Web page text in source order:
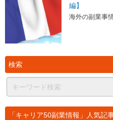
編】
海外の副業事
検索
「キャリア50副業情報」人気記